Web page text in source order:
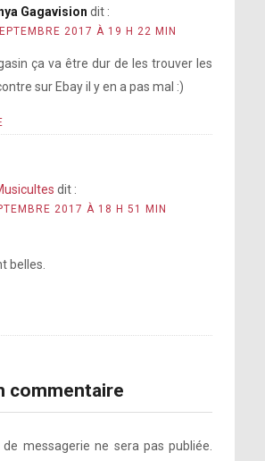
Gagavision dit :
2017 À 19 H 22 MIN
ça va être dur de les trouver les
sur Ebay il y en a pas mal :)
dit :
2017 À 18 H 51 MIN
belles.
commentaire
messagerie ne sera pas publiée.